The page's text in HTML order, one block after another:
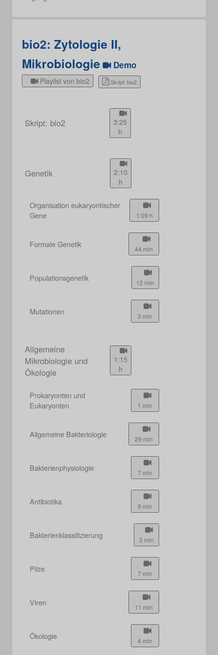
bio2: Zytologie II,
Mikrobiologie
Demo
Playlist von bio2 Skript: bio2
Skript: bio2
3:25
h
Genetik
2:10
h
Organisation eukaryontischer
Gene
1:09 h
Formale Genetik 44 min
Populationsgenetik 12 min
Mutationen 3 min
Allgemeine
Mikrobiologie und
Ökologie
1:15
h
Prokaryonten und
Eukaryonten
1 min
Allgemeine Bakteriologie 29 min
Bakterienphysiologie 7 min
Antibiotika 9 min
Bakterienklassifizierung 3 min
Pilze 7 min
Viren 11 min
Ökologie 4 min